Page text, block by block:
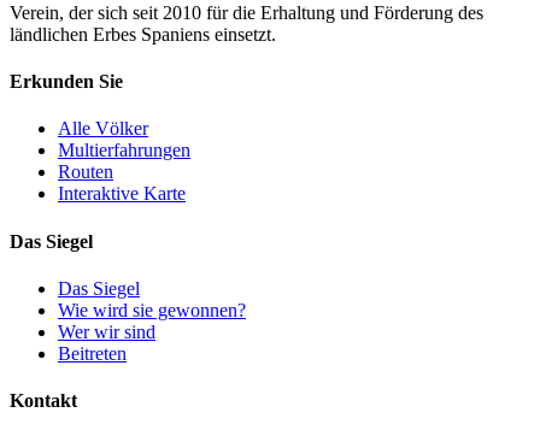
Verein, der sich seit 2010 für die Erhaltung und Förderung des
ländlichen Erbes Spaniens einsetzt.
Erkunden Sie
Alle Völker
Multierfahrungen
Routen
Interaktive Karte
Das Siegel
Das Siegel
Wie wird sie gewonnen?
Wer wir sind
Beitreten
Kontakt